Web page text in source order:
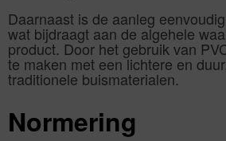
Daarnaast is de aanleg
wat bijdraagt aan de algehele
product. Door het gebruik van
te maken met een lichtere en
traditionele buismaterialen.
Normering